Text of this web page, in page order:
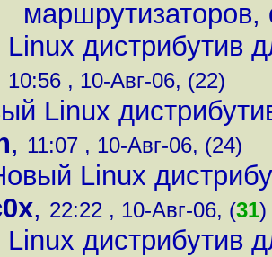
маршрутизаторов,
дистрибутив
10:56 , 10-Авг-06, (22)
Linux
, 11:07 , 10-Авг-06, (24)
Linux
, 22:22 , 10-Авг-06, (31)
дистрибутив